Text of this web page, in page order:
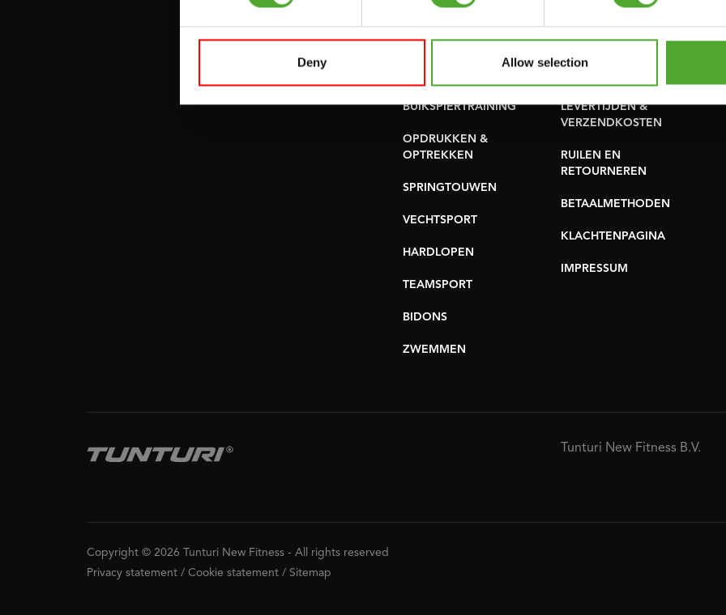
Deny Allow selection
RACKS
MINIBIKES/AEROBIC
TRAINERS
BUIKSPIERTRAINING
OPDRUKKEN &
OPTREKKEN
SPRINGTOUWEN
VECHTSPORT
HARDLOPEN
TEAMSPORT
BIDONS
ZWEMMEN
APPS
ALGEMENE
LEVERTIJDEN &
VERZENDKOSTEN
RUILEN EN
RETOURNEREN
BETAALMETHODEN
KLACHTENPAGINA
IMPRESSUM
Tunturi New Fitness B.V.
Copyright © 2026 Tunturi New Fitness - All rights reserved
Privacy statement / Cookie statement / Sitemap